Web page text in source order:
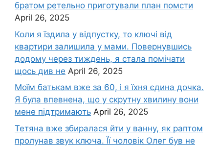
братом ретельно приготували план помсти
April 26, 2025
Коли я їздила у відпустку, то ключі від
квартири залишила у мами. Повернувшись
додому через тиждень, я стала помічати
щось див не April 26, 2025
Моїм батькам вже за 60, і я їхня єдина дочка.
Я була впевнена, що у скрутну хвилину вони
мене підтримають April 26, 2025
Тетяна вже збиралася йти у ванну, як раптом
пролунав звук ключа. Її чоловік Олег був не